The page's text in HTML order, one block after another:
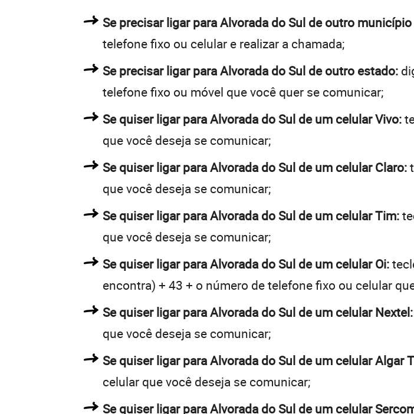
Se precisar ligar para Alvorada do Sul de outro
telefone fixo ou celular e realizar a chamada;
Se precisar ligar para Alvorada do Sul de outro estado:
telefone fixo ou móvel que você quer se comunicar;
Se quiser ligar para Alvorada do Sul de um celular Vivo:
que você deseja se comunicar;
Se quiser ligar para Alvorada do Sul de um celular Claro:
que você deseja se comunicar;
Se quiser ligar para Alvorada do Sul de um celular Tim:
que você deseja se comunicar;
Se quiser ligar para Alvorada do Sul de um celular Oi:
encontra) + 43 + o número de telefone fixo ou celular
Se quiser ligar para Alvorada do Sul de um celular Nextel:
que você deseja se comunicar;
Se quiser ligar para Alvorada do Sul de um celular Algar
celular que você deseja se comunicar;
Se quiser ligar para Alvorada do Sul de um celular